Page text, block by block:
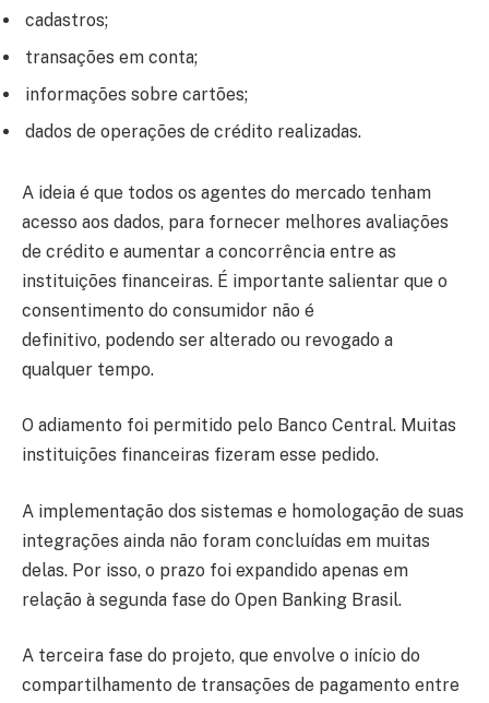
cadastros;
transações em conta;
informações sobre cartões;
dados de operações de crédito realizadas.
A ideia é que todos os agentes do mercado tenham
acesso aos dados, para fornecer melhores avaliações
de crédito e aumentar a concorrência entre as
instituições financeiras. É importante salientar que o
consentimento do consumidor não é
definitivo, podendo ser alterado ou revogado a
qualquer tempo.
O adiamento foi permitido pelo Banco Central. Muitas
instituições financeiras fizeram esse pedido.
A implementação dos sistemas e homologação de suas
integrações ainda não foram concluídas em muitas
delas. Por isso, o prazo foi expandido apenas em
relação à segunda fase do Open Banking Brasil.
A terceira fase do projeto, que envolve o início do
compartilhamento de transações de pagamento entre